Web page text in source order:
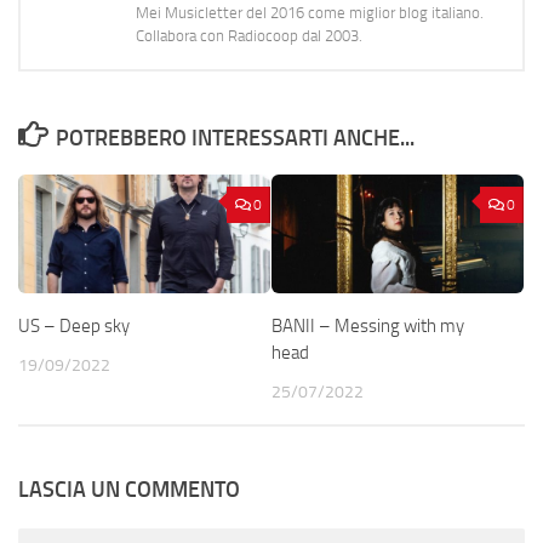
Mei Musicletter del 2016 come miglior blog italiano.
Collabora con Radiocoop dal 2003.
POTREBBERO INTERESSARTI ANCHE...
0
US – Deep sky
19/09/2022
0
BANII – Messing with my
head
25/07/2022
LASCIA UN COMMENTO